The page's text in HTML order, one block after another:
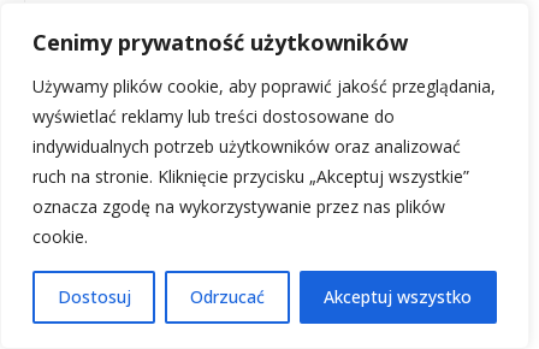
Cenimy prywatność użytkowników
Używamy plików cookie, aby poprawić jakość przeglądania,
wyświetlać reklamy lub treści dostosowane do
indywidualnych potrzeb użytkowników oraz analizować
ruch na stronie. Kliknięcie przycisku „Akceptuj wszystkie”
oznacza zgodę na wykorzystywanie przez nas plików
cookie.
Dostosuj Odrzucać Akceptuj wszystko
Tradycyjna
murowana
Średnie Średnie/Wysokie
Z drewna
(szkieletowa)
Niskie/Średnie Niskie